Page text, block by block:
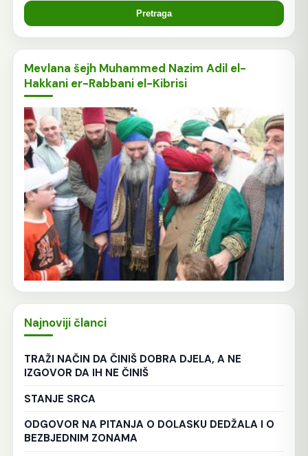
Mevlana šejh Muhammed Nazim Adil el-
Hakkani er-Rabbani el-Kibrisi
Najnoviji članci
TRAŽI NAČIN DA ČINIŠ DOBRA DJELA, A NE
IZGOVOR DA IH NE ČINIŠ
STANJE SRCA
ODGOVOR NA PITANJA O DOLASKU DEDŽALA I O
BEZBJEDNIM ZONAMA